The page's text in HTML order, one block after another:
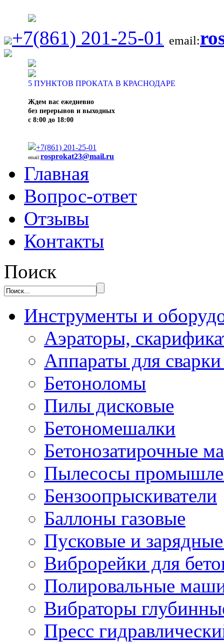
+7(861) 201-25-01 email:
5 ПУНКТОВ ПРОКАТА В КРАСНОДАРЕ
Ждем вас ежедневно
без перерывов и выходных
с 8:00 до 18:00
+7(861) 201-25-01
email:rosprokat23@mail.ru
Главная
Вопрос-ответ
Отзывы
Контакты
Поиск
Инструменты и
Аэраторы,
Аппараты для
Бетоноломы
Пилы дисковые
Бетономешалки
Бетонозатирочные
Пылесосы
Бензоопрыскиватели
Баллоны газовые
Пусковые и
Виброрейки для
Полировальные
Вибраторы
Пресс